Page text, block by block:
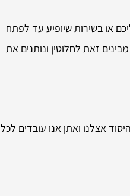
או בשירות שיופיע עד לפתח
זאת לחלוטין ונותנים את
אצלנו ואתן אנו עובדים לכל